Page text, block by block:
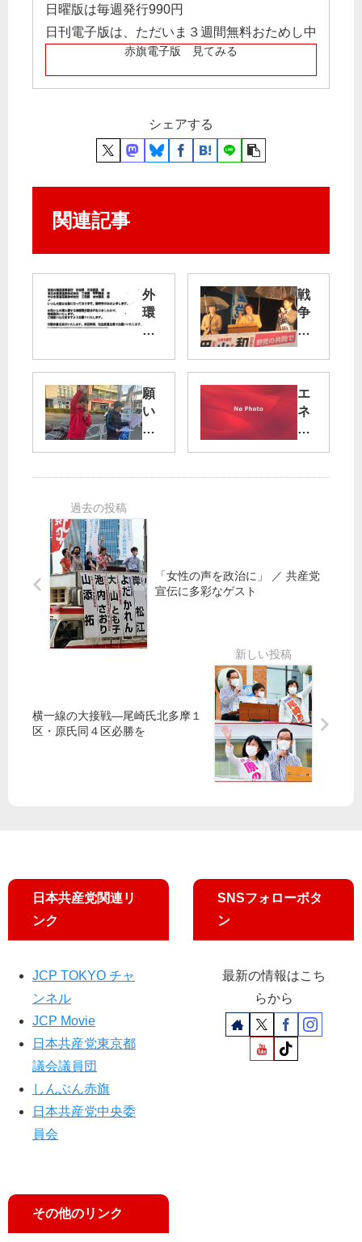
日曜版は毎週発行990円
日刊電子版は、ただいま３週間無料おためし中
赤旗電子版 見てみる
シェアする
関連記事
外
環
道
開
示
請
求
民
の
個
人
情
報
調
関
係
戦
争
法
廃
へ
党
を
大
き
願
い
実
揺
が
ず
日
野
市
議
選
エ
ネ
ル
価
消
費
者
物
価
指
数
き
ぶ
「女性の声を政治に」 ／ 共産党
宣伝に多彩なゲスト
横一線の大接戦―尾崎氏北多摩１
区・原氏同４区必勝を
日本共産党関連リ
ンク
JCP TOKYO チャ
ンネル
JCP Movie
日本共産党東京都
議会議員団
しんぶん赤旗
日本共産党中央委
員会
その他のリンク
SNSフォローボタ
ン
最新の情報はこち
らから